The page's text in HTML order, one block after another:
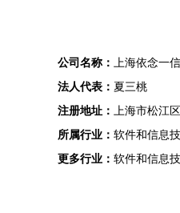
公司名称：
上海依念一
法人代表： 夏三桃
注册地址：
上海市松江
所属行业： 软件和信息
更多行业： 软件和信息